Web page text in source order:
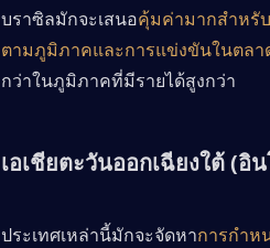
บราซิลมักจะเสนอคุ้มค่ามากสำหรับ
ตามภูมิภาคและการแข่งขันในตลา
กว่าในภูมิภาคที่มีรายได้สูงกว่า
เอเชียตะวันออกเฉียงใต้ (อิ
ประเทศเหล่านี้มักจะจัดหาการกำห